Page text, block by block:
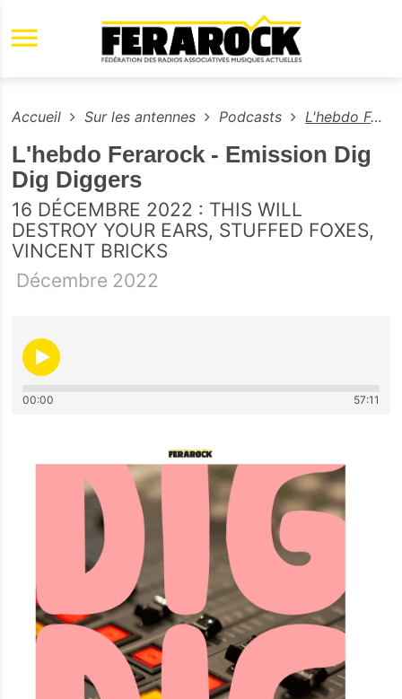
Aller au contenu principal
Accueil Sur les antennes Podcasts L'hebdo Ferarock - Emission Dig Dig Diggers
L'hebdo Ferarock - Emission Dig
Dig Diggers
16 DÉCEMBRE 2022 : THIS WILL
DESTROY YOUR EARS, STUFFED FOXES,
VINCENT BRICKS
Décembre 2022
00:00 57:11